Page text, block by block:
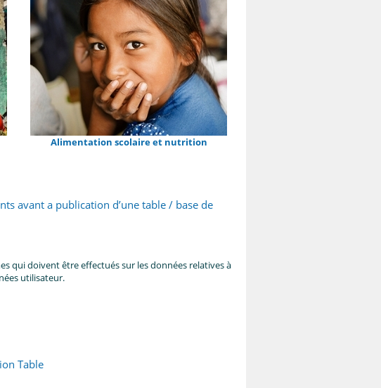
Alimentation scolaire et nutrition
avant a publication d’une table / base de
qui doivent être effectués sur les données relatives à
utilisateur.
Table